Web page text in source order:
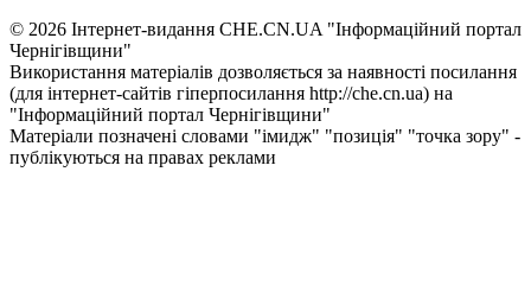
© 2026 Інтернет-видання CHE.CN.UA "Інформаційний портал
Чернiгiвщини"
Використання матеріалів дозволяється за наявності посилання
(для інтернет-сайтів гіперпосилання http://che.cn.ua) на
"Інформаційний портал Чернiгiвщини"
Матеріали позначені словами "імидж" "позиція" "точка зору" -
публікуються на правах реклами